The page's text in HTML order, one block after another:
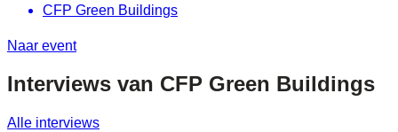
CFP Green Buildings
Naar event
Interviews van CFP Green Buildings
Alle interviews